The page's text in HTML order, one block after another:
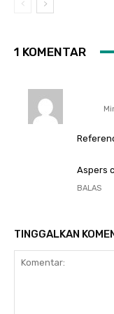
1 KOMENTAR
Aspers
BALAS
TINGGALKAN